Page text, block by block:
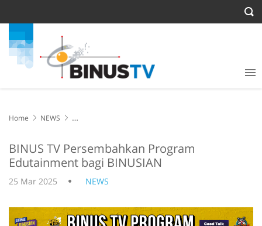
Home
NEWS
BINUS TV Persembahkan Program
Edutainment bagi BINUSIAN
25 Mar 2025 NEWS